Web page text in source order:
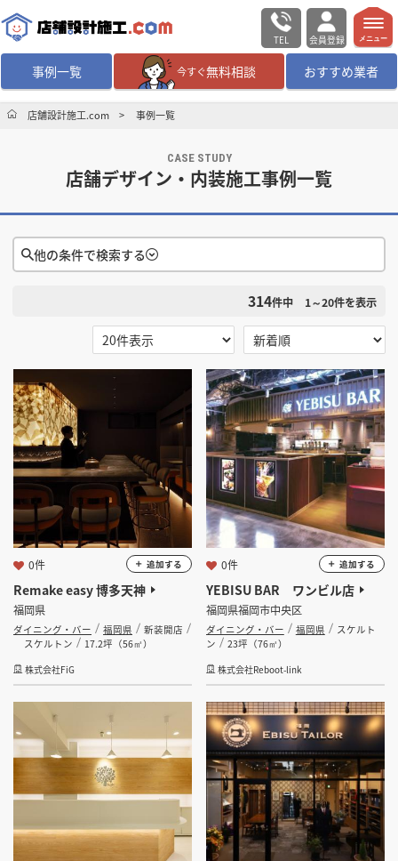
TEL 会員登録
事例一覧 今すぐ無料相談 おすすめ業者
無料相談 ログイン／会員登録
デザイン設計・施工 業者を探す
店舗・商業施設の施工事例を探す
マッチング案件一覧
内装の費用相場シミュレーター
掲載希望のデザイン 設計・施工会社様へ
店舗開業・改装をご検討中の方へ
メニュー
店舗設計施工.com 事例一覧
CASE STUDY
店舗デザイン・内装施工事例一覧
他の条件で検索する
検索条件をクリア
福岡県 長崎県
熊本県
大分県
鹿児島県 沖縄県
業種 選択する
設計・施工範囲 選択する
設計施工会社 選択する
金額
会員ログインすると検索できます。
坪
フリーワード
314件中 1～20件を表示
Remake easy 博多天神
福岡県
ダイニング・バー 福岡県
新装開店
スケルトン
17.2坪（56㎡）
株式会社FiG
0件 追加する
YEBISU BAR ワンビル店
福岡県福岡市中央区
ダイニング・バー 福岡県
スケルト
ン
23坪（76㎡）
株式会社Reboot-link
0件 追加する